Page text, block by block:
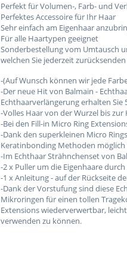
Perfekt für Volumen-, Farb- und
Perfektes Accessoire für Ihr Haar
Sehr einfach am Eigenhaar
Für alle Haartypen geeignet
Sonderbestellung vom Umtausch
welchen Sie jederzeit
-(Auf Wunsch können wir jede
-Der neue Hit von Balmain -
Echthaarverlängerung erhalten
-Volles Haar von der Wurzel bis
-Bei den Fill-in Micro Ring
-Dank den superkleinen Micro
Keratinbonding Methoden möglich
-Im Echthaar Strähnchenset von
-2 x Puller um die Eigenhaare
-1 x Anleitung - auf der Rückseite
-Dank der Vorstufung sind diese
Mikroringen für einen tollen
Extensions wiederverwertbar,
verwenden zu können.